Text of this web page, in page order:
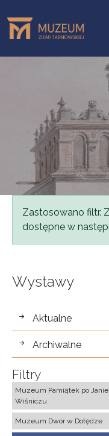
Status
Zastosowano filtr.
dostępne w
Wystawy
wystawy
Aktualne
Archiwalne
Filtry
Muzeum Pamiątek po
Wiśniczu
Muzeum Dwór w Dołędze